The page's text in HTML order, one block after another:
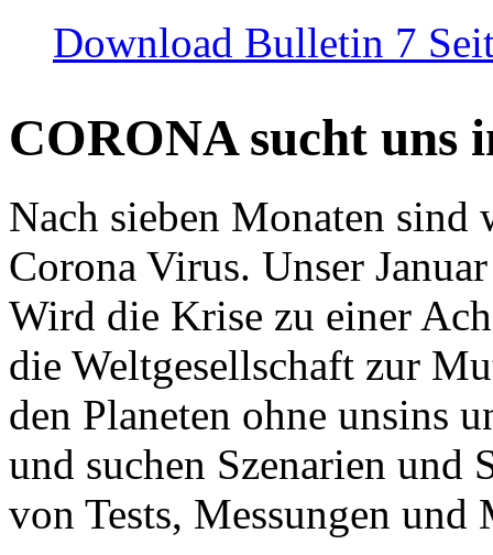
Download Bulletin 7
CORONA sucht uns
Nach sieben Monaten
Corona Virus. Unser
Wird die Krise zu einer
die Weltgesellschaft zur
den Planeten ohne unsins
und suchen Szenarien und
von Tests, Messungen und